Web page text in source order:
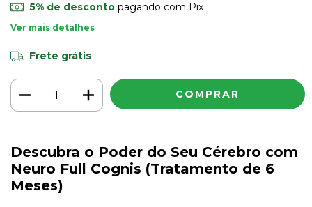
5% de descontopagando com Pix
Ver mais detalhes
Frete grátis
Descubra o Poder do Seu Cérebro com
Neuro Full Cognis (Tratamento de 6
Meses)